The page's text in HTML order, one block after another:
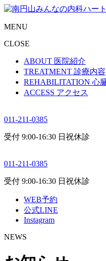
MENU
CLOSE
ABOUT 医院紹介
TREATMENT 診療内容
REHABILITATION 心
ACCESS アクセス
011-211-0385
受付 9:00-16:30 日祝休診
011-211-0385
受付 9:00-16:30 日祝休診
WEB予約
公式LINE
Instagram
NEWS